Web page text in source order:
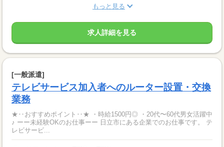
もっと見る
求人詳細を見る
[一般派遣]
テレビサービス加入者へのルーター設置・交換
業務
★‥おすすめポイント‥★ ・時給1500円◎ ・20代〜60代男女活躍中
♪ ーー未経験OKのお仕事ーー 日立市にある企業でのお仕事です。 テ
レビサービ...